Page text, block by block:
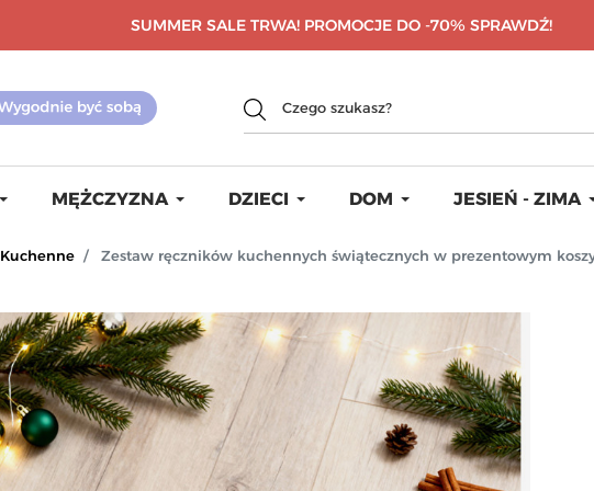
SUMMER SALE TRWA! PROMOCJE DO -70% SPRAWDŹ!
MĘŻCZYZNA DZIECI DOM JESIEŃ - ZIMA
Kuchenne Zestaw ręczników kuchennych świątecznych w prezentowym